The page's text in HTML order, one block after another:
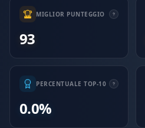
MIGLIOR PUNTEGGIO
93
PERCENTUALE TOP-10
0.0%